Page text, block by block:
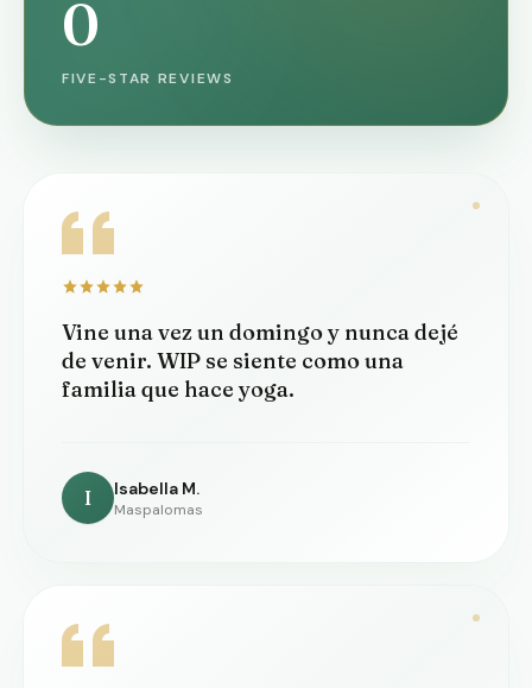
0
FIVE-STAR REVIEWS
Vine una vez un domingo y nunca dejé
de venir. WIP se siente como una
familia que hace yoga.
I Isabella M.
Maspalomas